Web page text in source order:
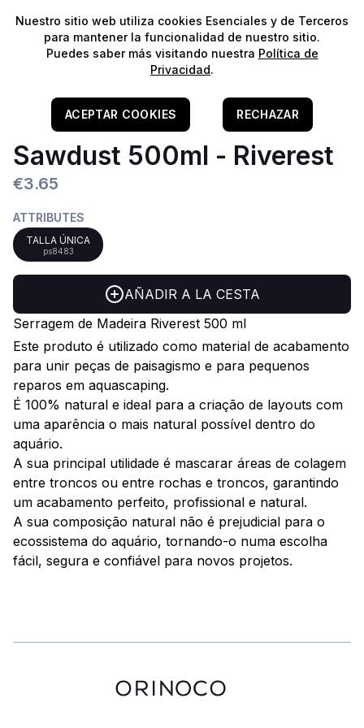
⭐️¡Envíos gratis para pedidos superiores a 60€!*⭐️
Aquascaping/Colas E Adesivos
Serragem De Madeira-
Sawdust 500ml - Riverest
€3.65
ATTRIBUTES
TALLA ÚNICA
ps8483
AÑADIR A LA CESTA
Serragem de Madeira Riverest 500 ml
A
Serragem
de
Madeira
Riverest
500 ml
é uma
serragem
de madeira
utilizada
acabamento
estético da
Riverest e
para a
adesão da
cola líquida
Riverest.
Este produto é utilizado como material de acabamento
para unir peças de paisagismo e para pequenos
reparos em aquascaping.
É 100% natural e ideal para a criação de layouts com
uma aparência o mais natural possível dentro do
aquário.
A sua principal utilidade é mascarar áreas de colagem
entre troncos ou entre rochas e troncos, garantindo
um acabamento perfeito, profissional e natural.
A sua composição natural não é prejudicial para o
ecossistema do aquário, tornando-o numa escolha
fácil, segura e confiável para novos projetos.
Nuestro sitio web utiliza cookies Esenciales y de Terceros
para mantener la funcionalidad de nuestro sitio.
Puedes saber más visitando nuestra Política de
Privacidad.
ACEPTAR COOKIES RECHAZAR